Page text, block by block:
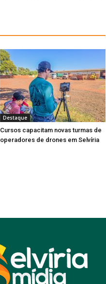
Destaque
Cursos capacitam novas turmas de
operadores de drones em Selvíria